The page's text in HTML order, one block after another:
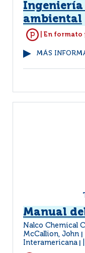
ambiental
| En formato
MÁS
Manual
Nalco Chemical
McCallion, John
Interamericana